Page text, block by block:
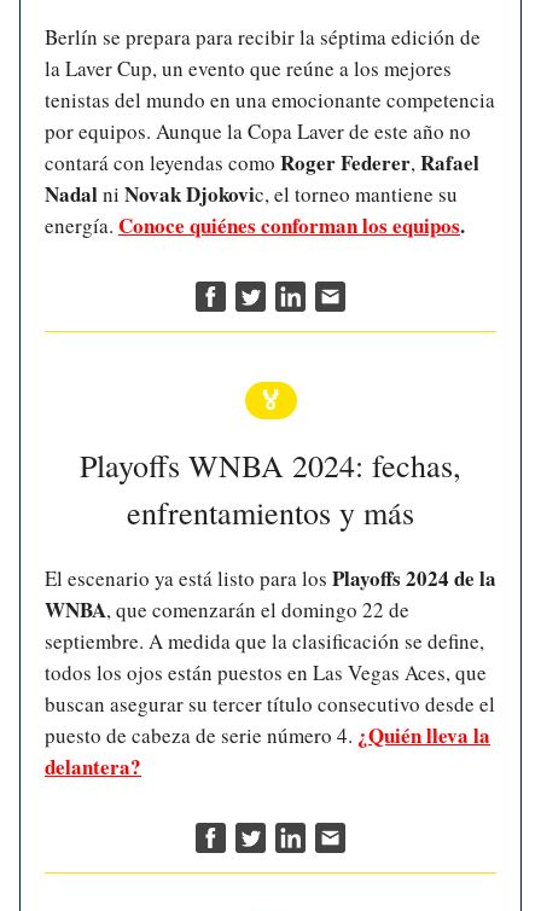
Berlín se prepara para recibir la séptima edición de
la Laver Cup, un evento que reúne a los mejores
tenistas del mundo en una emocionante competencia
por equipos. Aunque la Copa Laver de este año no
contará con leyendas como Roger Federer, Rafael
Nadalni Novak Djokovic, el torneo mantiene su
energía. Conoce quiénes conforman los equipos.
🏅
Playoffs WNBA 2024: fechas,
enfrentamientos y más
El escenario ya está listo para los Playoffs 2024 de la
WNBA, que comenzarán el domingo 22 de
septiembre. A medida que la clasificación se define,
todos los ojos están puestos en Las Vegas Aces, que
buscan asegurar su tercer título consecutivo desde el
puesto de cabeza de serie número 4. ¿Quién lleva la
delantera?